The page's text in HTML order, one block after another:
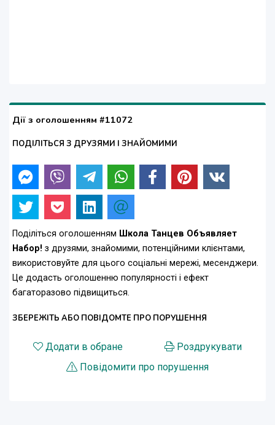
Дії з оголошенням #11072
ПОДІЛІТЬСЯ З ДРУЗЯМИ І ЗНАЙОМИМИ
Поділіться оголошенням Школа Танцев Объявляет
Набор! з друзями, знайомими, потенційними клієнтами,
використовуйте для цього соціальні мережі, месенджери.
Це додасть оголошенню популярності і ефект
багаторазово підвищиться.
ЗБЕРЕЖІТЬ АБО ПОВІДОМТЕ ПРО ПОРУШЕННЯ
Додати в обране
Роздрукувати
Повідомити про порушення